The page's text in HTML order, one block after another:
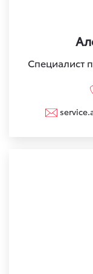
Специалист